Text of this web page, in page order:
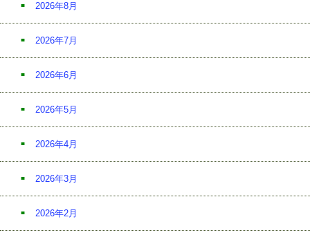
2026年8月
2026年7月
2026年6月
2026年5月
2026年4月
2026年3月
2026年2月